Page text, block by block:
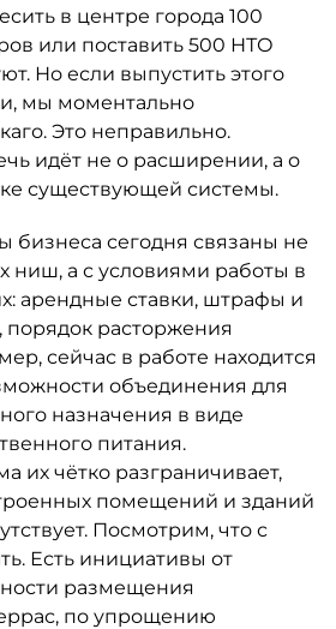
в центре города 100
или поставить 500 НТО
Но если выпустить этого
мы моментально
Это неправильно.
идёт не о расширении, а о
существующей системы.
бизнеса сегодня связаны не
ниш, а с условиями работы в
арендные ставки, штрафы и
порядок расторжения
сейчас в работе находится
объединения для
назначения в виде
питания.
их чётко разграничивает,
помещений и зданий
Посмотрим, что с
Есть инициативы от
размещения
по упрощению